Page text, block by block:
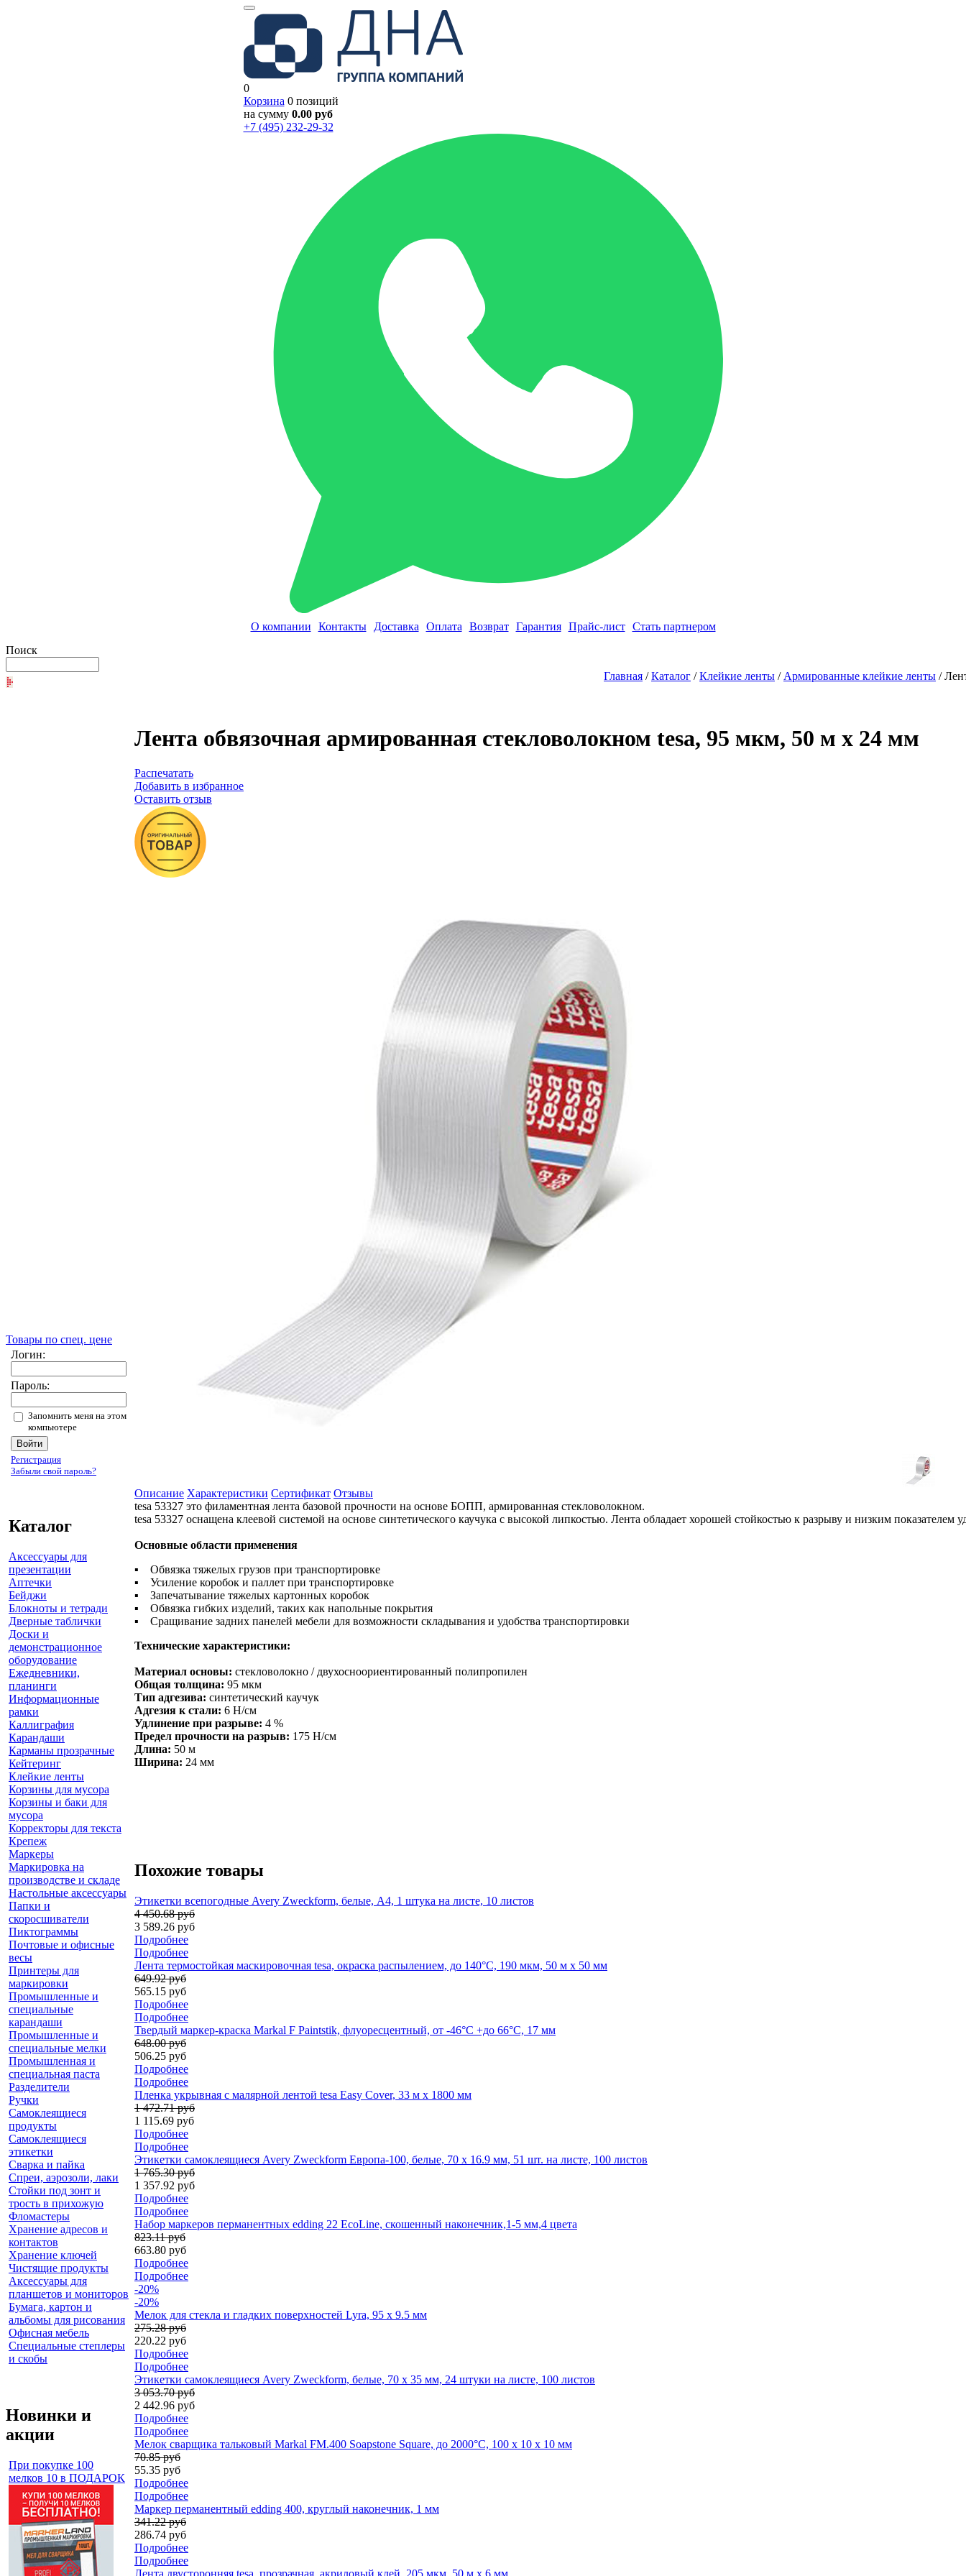
0
Корзина 0 позиций
на сумму 0.00 руб
+7 (495) 232-29-32
О компании Контакты Доставка Оплата Возврат Гарантия Прайс-лист
Стать партнером
Поиск
Главная /Каталог /Клейкие ленты / Армированные клейкие ленты /
Товары по спец. цене
Логин:
Пароль:
Запомнить меня на этом
компьютере
Регистрация
Забыли свой пароль?
Каталог
Аксессуары для
презентации
Аптечки
Бейджи
Блокноты и тетради
Дверные таблички
Доски и
демонстрационное
оборудование
Ежедневники,
планинги
Информационные
рамки
Каллиграфия
Карандаши
Карманы прозрачные
Кейтеринг
Клейкие ленты
Корзины для мусора
Корзины и баки для
мусора
Корректоры для текста
Крепеж
Маркеры
Маркировка на
производстве и складе
Настольные аксессуары
Папки и
скоросшиватели
Пиктограммы
Почтовые и офисные
весы
Принтеры для
маркировки
Промышленные и
специальные
карандаши
Промышленные и
специальные мелки
Промышленная и
специальная паста
Разделители
Ручки
Самоклеящиеся
продукты
Самоклеящиеся
этикетки
Сварка и пайка
Спреи, аэрозоли, лаки
Стойки под зонт и
трость в прихожую
Фломастеры
Хранение адресов и
контактов
Хранение ключей
Чистящие продукты
Аксессуары для
планшетов и мониторов
Бумага, картон и
альбомы для рисования
Офисная мебель
Специальные степлеры
и скобы
Новинки и
акции
При покупке 100
мелков 10 в ПОДАРОК
Лента обвязочная армированная стекловолокном tesa, 95 мкм, 50 м x 24 мм
Распечатать
Добавить в избранное
Оставить отзыв
Описание Характеристики Сертификат Отзывы
tesa 53327 это филаментная лента базовой прочности на основе БОПП, армированная стекловолокном.
tesa 53327 оснащена клеевой системой на основе синтетического каучука с высокой липкостью. Лента обладает хорошей стойкостью к разрыву и низким
Основные области применения
▪ Обвязка тяжелых грузов при транспортировке
▪ Усиление коробок и паллет при транспортировке
▪ Запечатывание тяжелых картонных коробок
▪ Обвязка гибких изделий, таких как напольные покрытия
▪ Сращивание задних панелей мебели для возможности складывания и удобства транспортировки
Технические характеристики:
Материал основы: стекловолокно / двухосноориентированный полипропилен
Общая толщина: 95 мкм
Тип адгезива: синтетический каучук
Адгезия к стали: 6 Н/см
Удлинение при разрыве: 4 %
Предел прочности на разрыв: 175 Н/см
Длина: 50 м
Ширина: 24 мм
Похожие товары
Этикетки всепогодные Avery Zweckform, белые, А4, 1 штука на листе, 10 листов
4 450.68 руб
3 589.26 руб
Подробнее
Подробнее
Лента термостойкая маскировочная tesa, окраска распылением, до 140°С, 190 мкм, 50 м х 50 мм
649.92 руб
565.15 руб
Подробнее
Подробнее
Твердый маркер-краска Markal F Paintstik, флуоресцентный, от -46°C +до 66°C, 17 мм
648.00 руб
506.25 руб
Подробнее
Подробнее
Пленка укрывная с малярной лентой tesa Easy Cover, 33 м x 1800 мм
1 472.71 руб
1 115.69 руб
Подробнее
Подробнее
Этикетки самоклеящиеся Avery Zweckform Европа-100, белые, 70 х 16.9 мм, 51 шт. на листе, 100 листов
1 765.30 руб
1 357.92 руб
Подробнее
Подробнее
Набор маркеров перманентных edding 22 EcoLine, скошенный наконечник,1-5 мм,4 цвета
823.11 руб
663.80 руб
Подробнее
Подробнее
-20%
-20%
Мелок для стекла и гладких поверхностей Lyra, 95 х 9.5 мм
275.28 руб
220.22 руб
Подробнее
Подробнее
Этикетки самоклеящиеся Avery Zweckform, белые, 70 x 35 мм, 24 штуки на листе, 100 листов
3 053.70 руб
2 442.96 руб
Подробнее
Подробнее
Мелок сварщика тальковый Markal FM.400 Soapstone Square, до 2000°C, 100 x 10 x 10 мм
70.85 руб
55.35 руб
Подробнее
Подробнее
Маркер перманентный edding 400, круглый наконечник, 1 мм
341.22 руб
286.74 руб
Подробнее
Подробнее